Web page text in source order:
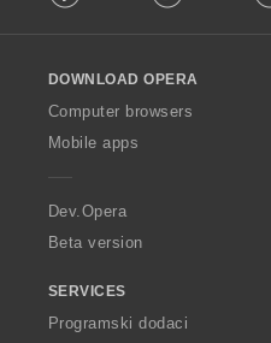
w
O
p
a
DOWNLOAD OPERA
Computer browsers
Mobile apps
Dev.Opera
Beta version
SERVICES
Programski dodaci